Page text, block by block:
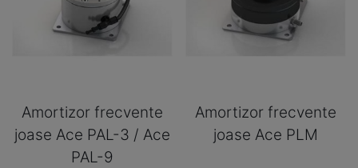
Amortizor frecvente
joase Ace PAL-3 / Ace
PAL-9
Amortizor frecvente
joase Ace PLM